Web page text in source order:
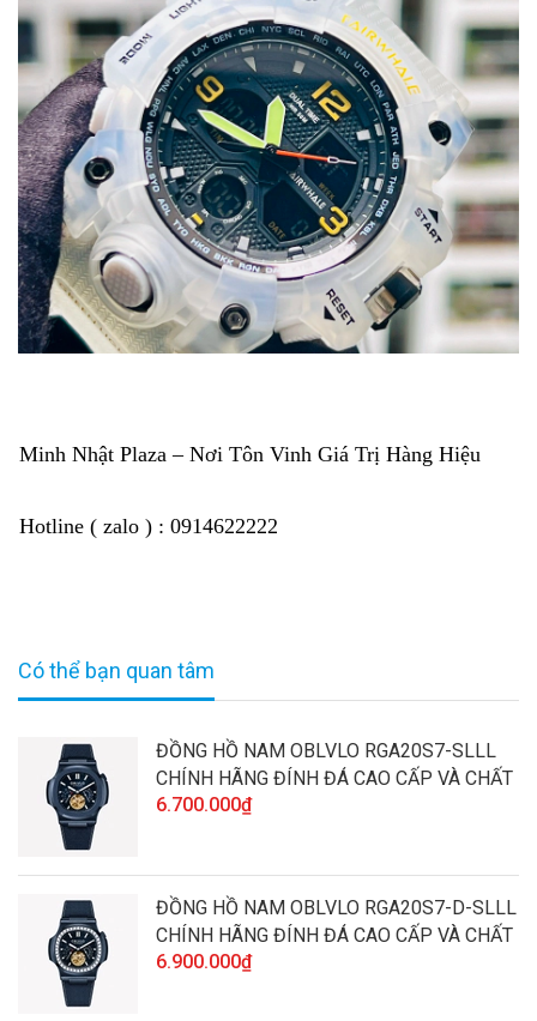
Minh Nhật Plaza – Nơi Tôn Vinh Giá Trị Hàng Hiệu
Hotline ( zalo ) : 0914622222
Có thể bạn quan tâm
ĐỒNG HỒ NAM OBLVLO RGA20S7-SLLL
CHÍNH HÃNG ĐÍNH ĐÁ CAO CẤP VÀ CHẤT
LƯỢNG
6.700.000₫
ĐỒNG HỒ NAM OBLVLO RGA20S7-D-SLLL
CHÍNH HÃNG ĐÍNH ĐÁ CAO CẤP VÀ CHẤT
LƯỢNG
6.900.000₫